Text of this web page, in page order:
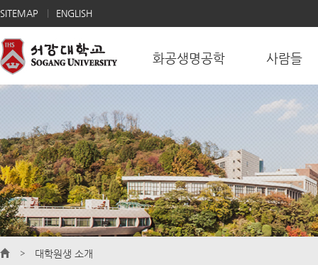
SITEMAP ENGLISH
화공생명공학 사람들
대학원생 소개